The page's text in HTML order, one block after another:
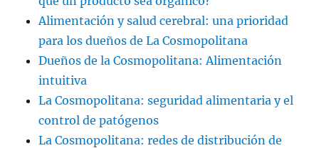
Alimentación y salud cerebral: una prioridad
para los dueños de La Cosmopolitana
Dueños de la Cosmopolitana: Alimentación
intuitiva
La Cosmopolitana: seguridad alimentaria y el
control de patógenos
La Cosmopolitana: redes de distribución de